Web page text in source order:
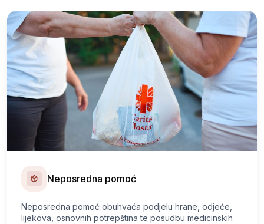
Neposredna pomoć
Neposredna pomoć obuhvaća podjelu hrane, odjeće,
lijekova, osnovnih potrepština te posudbu medicinskih